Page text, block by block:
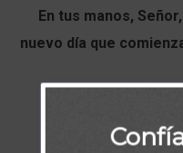
En tus manos,
nuevo día que